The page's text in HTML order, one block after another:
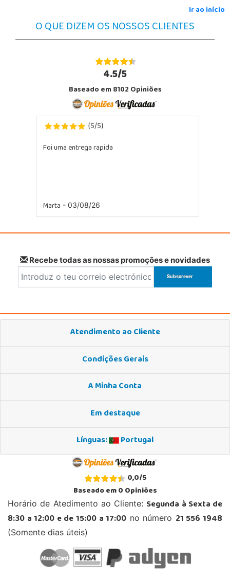
Ir ao início
O QUE DIZEM OS NOSSOS CLIENTES
4.5/5
Baseado em 8102 Opiniões
(5/5)
Foi uma entrega rapida
Marta - 03/08/26
Recebe todas as nossas promoções e novidades
Atendimento ao Cliente
Condições Gerais
A Minha Conta
Em destaque
Línguas:
Portugal
0,0/5
Baseado em0Opiniões
Horário de Atedimento ao Cliente: Segunda à Sexta de
8:30 a 12:00 e de 15:00 a 17:00 no número 21 556 1948
(Somente dias úteis)